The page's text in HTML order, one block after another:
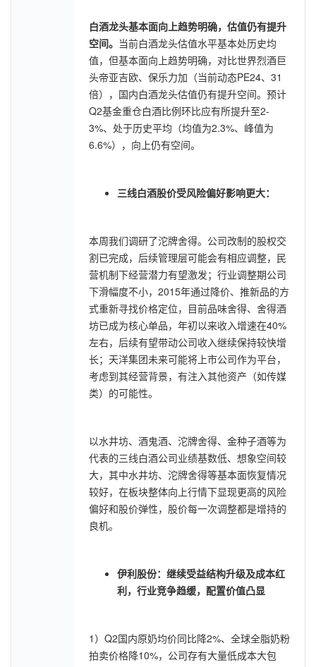
白酒龙头基本面向上趋势明确，估值仍有提升
空间。 当前白酒龙头估值水平基本处历史均
值，但基本面向上趋势明确，对比世界烈酒巨
头帝亚吉欧、保乐力加（当前动态PE24、31
倍），国内白酒龙头估值仍有提升空间。预计
Q2基金重仓白酒比例环比应有所提升至2-
3%、处于历史平均（均值为2.3%、峰值为
6.6%），向上仍有空间。
三线白酒股价受风险偏好影响更大：
本周我们调研了沱牌舍得。公司改制的股权交
割已完成，后续管理层可能会有相应调整，民
营机制下经营潜力有望激发；行业调整期公司
下滑幅度不小，2015年通过降价、推新品的方
式重新寻找价格定位，目前品味舍得、舍得酒
坊已成为核心单品，年初以来收入增速在40%
左右，后续有望带动公司收入继续保持较快增
长；天洋集团未来可能将上市公司作为平台，
考虑到其经营背景，有注入其他资产（如传媒
类）的可能性。
以水井坊、酒鬼酒、沱牌舍得、金种子酒等为
代表的三线白酒公司业绩基数低、想象空间较
大，其中水井坊、沱牌舍得等基本面恢复情况
较好，在板块整体向上行情下显现更高的风险
偏好和股价弹性，股价每一次调整都是增持的
良机。
伊利股份：继续受益结构升级及成本红
利，行业竞争趋缓，配置价值凸显
1）Q2国内原奶均价同比降2%、全球全脂奶粉
拍卖价格降10%，公司存有大量低成本大包